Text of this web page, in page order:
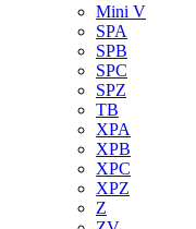
Mini V
SPA
SPB
SPC
SPZ
TB
XPA
XPB
XPC
XPZ
Z